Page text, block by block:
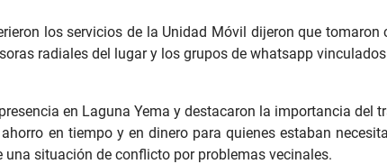
los servicios de la Unidad Móvil dijeron que
radiales del lugar y los grupos de whatsapp
en Laguna Yema y destacaron la importancia
en tiempo y en dinero para quienes estaban
situación de conflicto por problemas vecinales.